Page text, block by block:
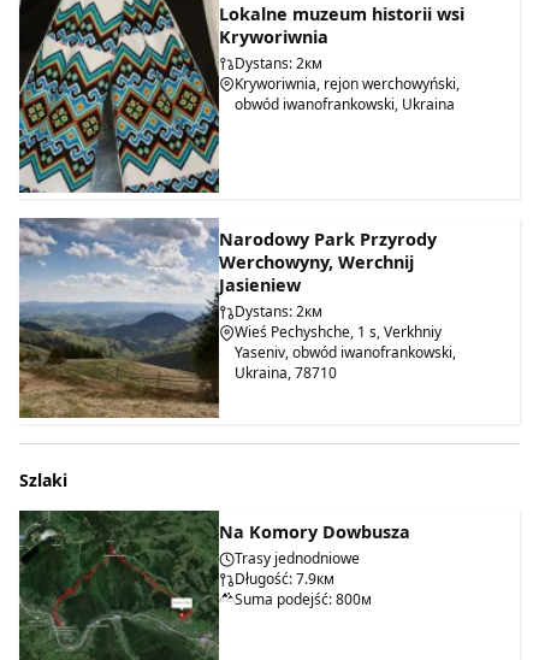
Lokalne muzeum historii wsi
Kryworiwnia
Dystans: 2км
Kryworiwnia, rejon werchowyński,
obwód iwanofrankowski, Ukraina
Narodowy Park Przyrody
Werchowyny, Werchnij
Jasieniew
Dystans: 2км
Wieś Pechyshche, 1 s, Verkhniy
Yaseniv, obwód iwanofrankowski,
Ukraina, 78710
Szlaki
Na Komory Dowbusza
Trasy jednodniowe
Długość: 7.9км
Suma podejść: 800м